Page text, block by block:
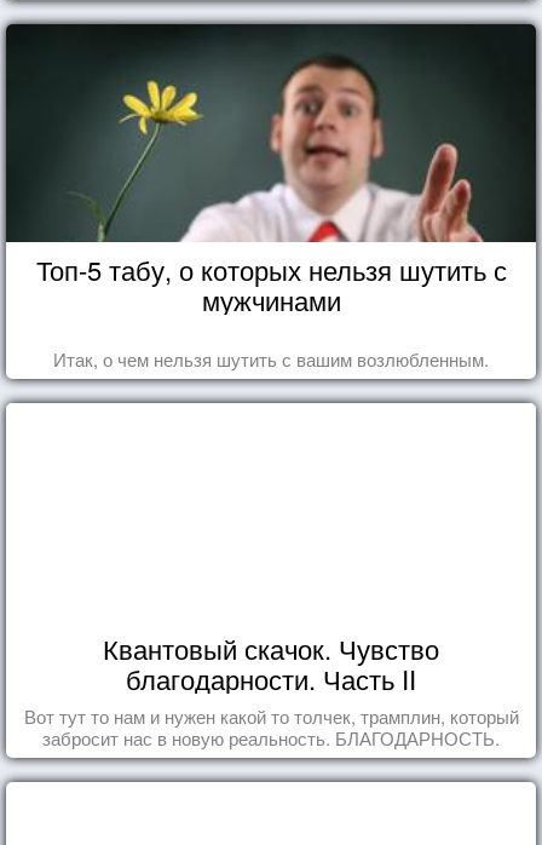
Топ-5 табу, о которых нельзя шутить с
мужчинами
Итак, о чем нельзя шутить с вашим возлюбленным.
Квантовый скачок. Чувство
благодарности. Часть II
Вот тут то нам и нужен какой то толчек, трамплин, который
забросит нас в новую реальность. БЛАГОДАРНОСТЬ.